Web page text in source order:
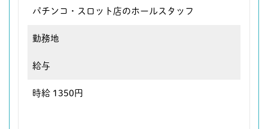
パチンコ・スロット店のホールスタッフ
勤務地
給与
時給 1350円